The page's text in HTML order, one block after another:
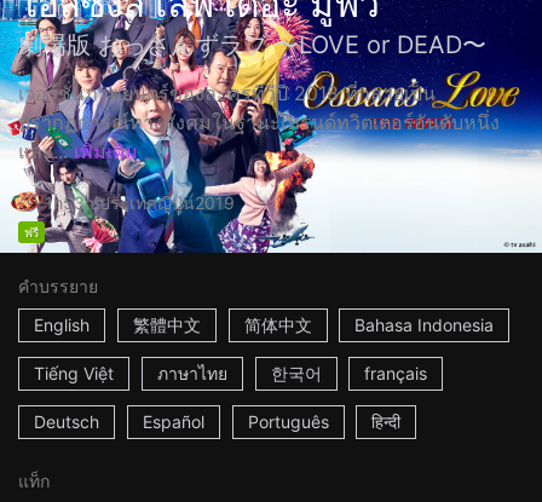
劇場版 おっさんずラブ 〜LOVE or DEAD〜
เวอร์ชั่นภาพยนตร์ของละครทีวีปี 2018 ที่กลายเป็น
ปรากฏการณ์ทางสังคมในฐานะเทรนด์ทวิตเตอร์อันดับหนึ่ง
และ... เพิ่มเติม
1h53mประเทศญี่ปุ่น2019
ฟรี
คำบรรยาย
English
繁體中文 简体中文 Bahasa Indonesia
Tiếng Việt ภาษาไทย 한국어 français
Deutsch Español Português हिन्दी
แท็ก